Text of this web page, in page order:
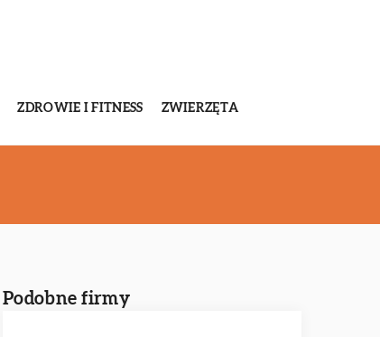
ZDROWIE I FITNESS ZWIERZĘTA
Podobne firmy